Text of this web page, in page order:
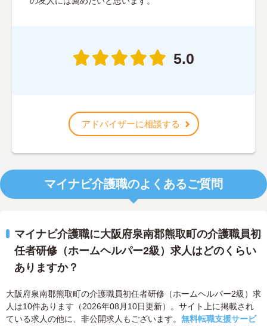
5.0
アドバイザーに相談する
マイナビ介護職のよくあるご質問
マイナビ介護職に大阪府泉南郡熊取町の介護職員初
任者研修（ホームヘルパー2級）求人はどのくらい
ありますか？
大阪府泉南郡熊取町の介護職員初任者研修（ホームヘルパー2級）求
人は10件あります（2026年08月10日更新）。サイト上に掲載され
ている求人の他に、非公開求人もございます。 無料転職支援サービ